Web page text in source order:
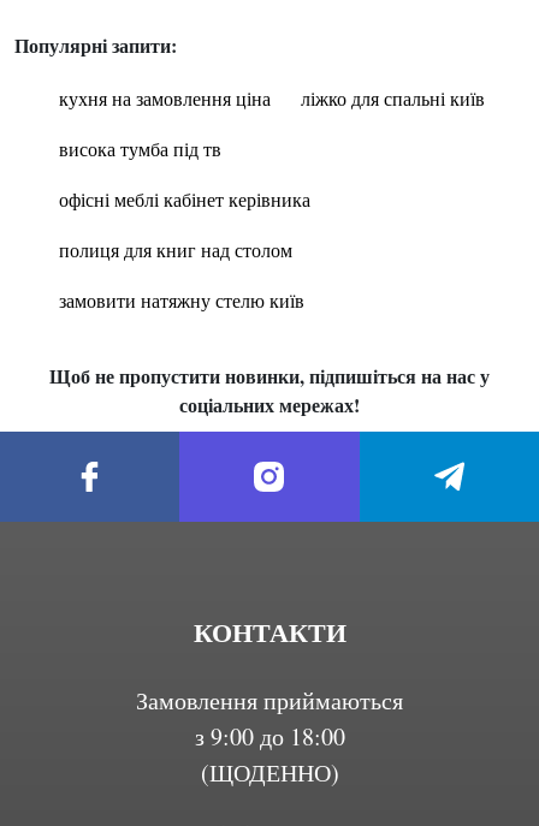
Популярні запити:
кухня на замовлення ціна
ліжко для спальні київ
висока тумба під тв
офісні меблі кабінет керівника
полиця для книг над столом
замовити натяжну стелю київ
Щоб не пропустити новинки, підпишіться на нас у
соціальних мережах!
КОНТАКТИ
Замовлення приймаються
з 9:00 до 18:00
(ЩОДЕННО)